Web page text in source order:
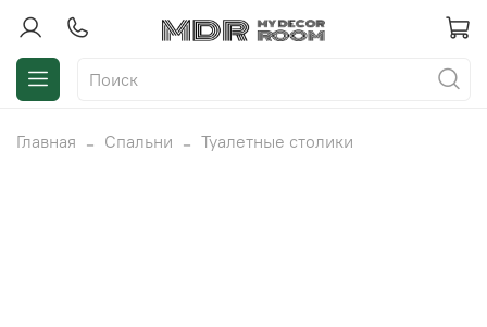
Главная Спальни Туалетные столики